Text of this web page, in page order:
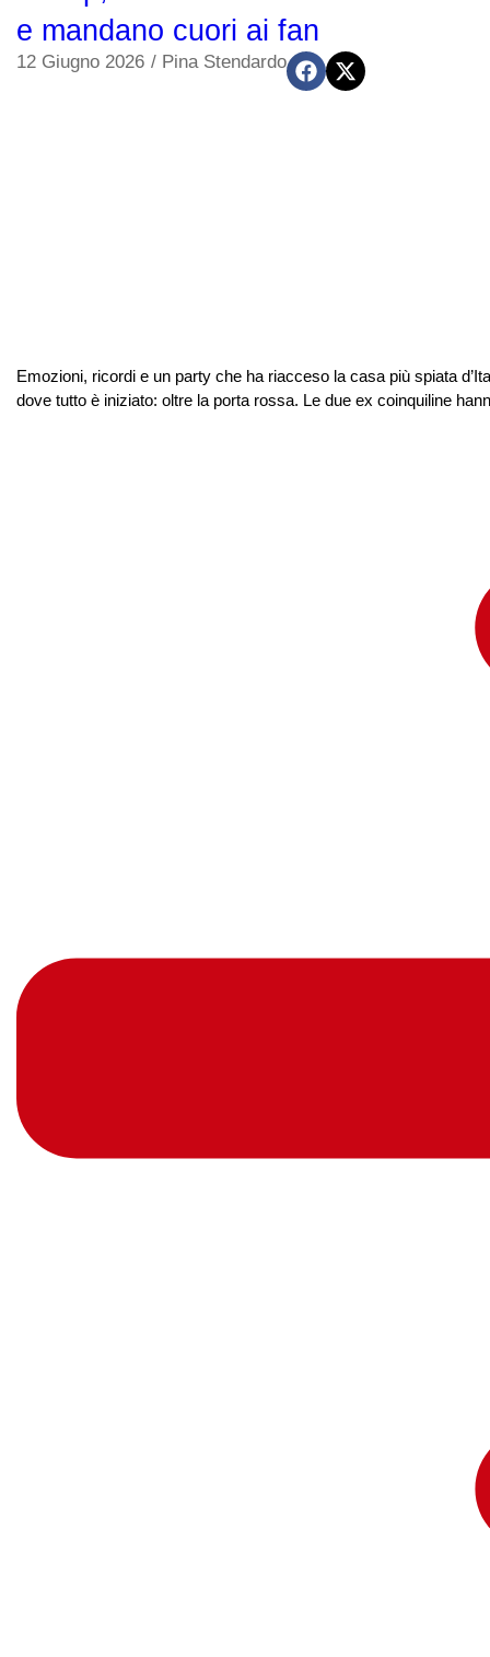
e mandano cuori ai fan
12 Giugno 2026 / Pina Stendardo
Emozioni, ricordi e un party che ha riacceso la casa più spiata
dove tutto è iniziato: oltre la porta rossa. Le due ex coinquiline